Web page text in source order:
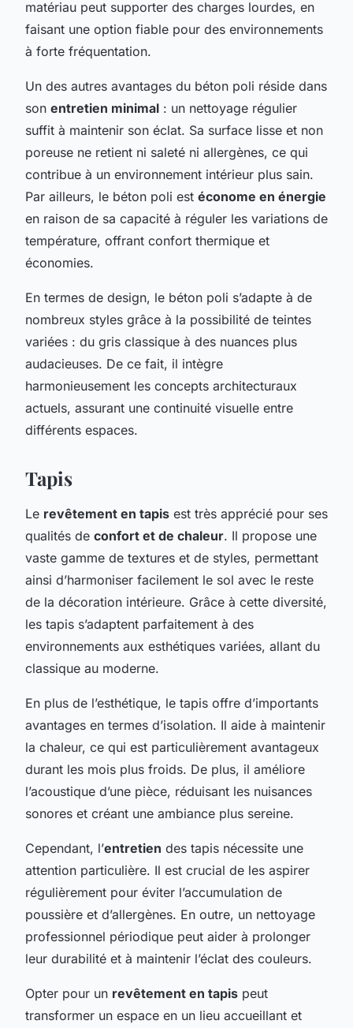
matériau peut supporter des charges lourdes, en
faisant une option fiable pour des environnements
à forte fréquentation.
Un des autres avantages du béton poli réside dans
son entretien minimal : un nettoyage régulier
suffit à maintenir son éclat. Sa surface lisse et non
poreuse ne retient ni saleté ni allergènes, ce qui
contribue à un environnement intérieur plus sain.
Par ailleurs, le béton poli est économe en énergie
en raison de sa capacité à réguler les variations de
température, offrant confort thermique et
économies.
En termes de design, le béton poli s’adapte à de
nombreux styles grâce à la possibilité de teintes
variées : du gris classique à des nuances plus
audacieuses. De ce fait, il intègre
harmonieusement les concepts architecturaux
actuels, assurant une continuité visuelle entre
différents espaces.
Tapis
Le revêtement en tapis est très apprécié pour ses
qualités de confort et de chaleur. Il propose une
vaste gamme de textures et de styles, permettant
ainsi d’harmoniser facilement le sol avec le reste
de la décoration intérieure. Grâce à cette diversité,
les tapis s’adaptent parfaitement à des
environnements aux esthétiques variées, allant du
classique au moderne.
En plus de l’esthétique, le tapis offre d’importants
avantages en termes d’isolation. Il aide à maintenir
la chaleur, ce qui est particulièrement avantageux
durant les mois plus froids. De plus, il améliore
l’acoustique d’une pièce, réduisant les nuisances
sonores et créant une ambiance plus sereine.
Cependant, l’entretien des tapis nécessite une
attention particulière. Il est crucial de les aspirer
régulièrement pour éviter l’accumulation de
poussière et d’allergènes. En outre, un nettoyage
professionnel périodique peut aider à prolonger
leur durabilité et à maintenir l’éclat des couleurs.
Opter pour un revêtement en tapis peut
transformer un espace en un lieu accueillant et